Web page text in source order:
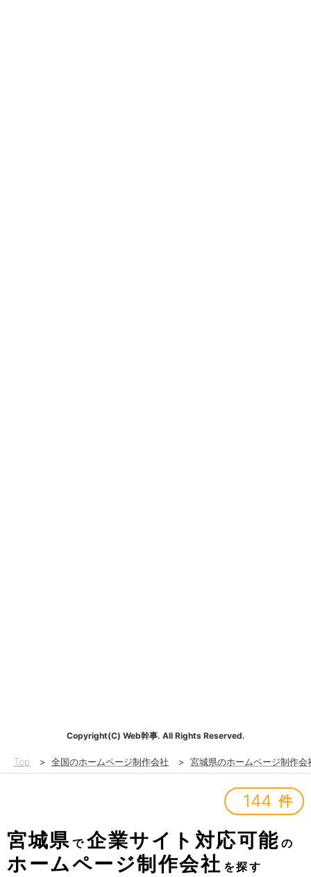
Copyright(C) Web幹事. All Rights Reserved.
Top > 全国のホームページ制作会社 > 宮城県のホームページ制作会
144 件
宮城県 で 企業サイト対応可能 の
ホームページ制作会社 を探す